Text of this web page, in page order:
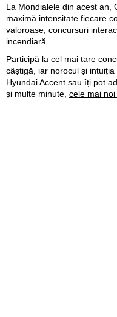
La Mondialele din acest an,
maximă intensitate fiecare
valoroase, concursuri
incendiară.
Participă la cel mai tare
câștigă, iar norocul și
Hyundai Accent sau îți pot
și multe minute, cele mai